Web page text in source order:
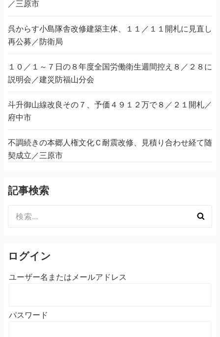
／三原市
呉からす小島隊舎改修建築主体、１１／１１開札に見直し
再公募／防衛局
１０／１～７日の８年度全国労働衛生週間控え８／２８に
説明会／建災防福山分会
斗升御山線改良その７、予価４９１２万で８／２１開札／
府中市
不調続きの本郷人権文化Ｃ耐震改修、見積り合わせ経て随
契成立／三原市
記事検索
索:
ログイン
ユーザー名またはメールアドレス
パスワード